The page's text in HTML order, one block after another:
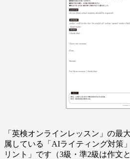
「英検オンラインレッスン」の最
属している「AIライティング対策
リント」です（3級・準2級は作文